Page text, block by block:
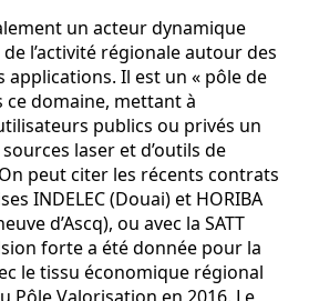
un acteur dynamique
l’activité régionale autour des
applications. Il est un « pôle de
ce domaine, mettant à
publics ou privés un
laser et d’outils de
peut citer les récents contrats
INDELEC (Douai) et HORIBA
d’Ascq), ou avec la SATT
forte a été donnée pour la
le tissu économique régional